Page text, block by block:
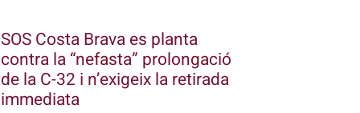
SOS Costa Brava es planta
contra la “nefasta” prolongació
de la C-32 i n’exigeix la retirada
immediata